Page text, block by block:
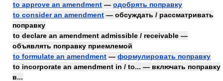
to approve an amendment — одобрять поправку
to consider an amendment — обсуждать / рассматривать
поправку
to declare an amendment admissible / receivable —
объявлять поправку приемлемой
to formulate an amendment — формулировать поправку
to incorporate an amendment in / to... — включать поправку
в...